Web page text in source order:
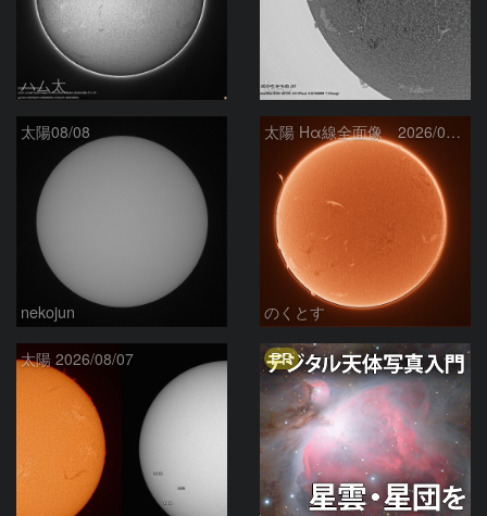
ハム太 ta-o
太陽08/08
nekojun
太陽 Hα線全面像 2026/08/08
のくとす
太陽 2026/08/07 PR